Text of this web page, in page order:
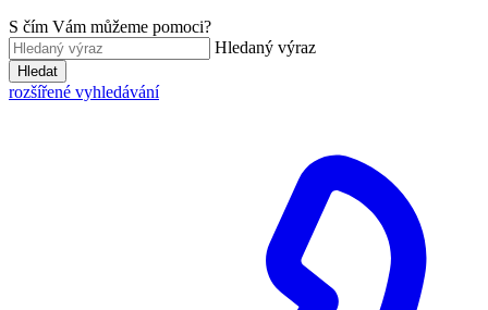
S čím Vám můžeme pomoci?
Hledaný výraz
Hledat
rozšířené vyhledávání